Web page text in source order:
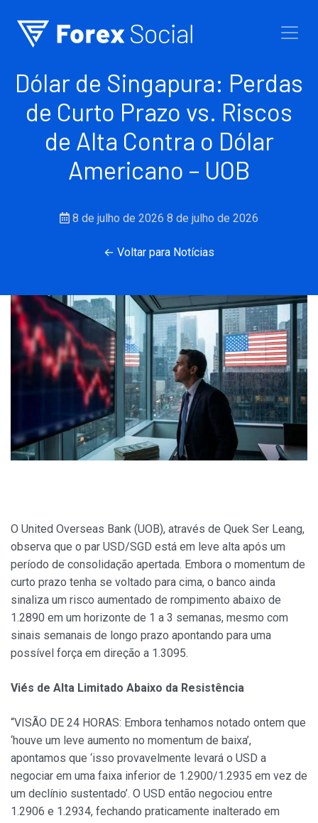
Dólar de Singapura: Perdas
de Curto Prazo vs. Riscos
de Alta Contra o Dólar
Americano – UOB
8 de julho de 2026 8 de julho de 2026
← Voltar para Notícias
O United Overseas Bank (UOB), através de Quek Ser Leang,
observa que o par USD/SGD está em leve alta após um
período de consolidação apertada. Embora o momentum de
curto prazo tenha se voltado para cima, o banco ainda
sinaliza um risco aumentado de rompimento abaixo de
1.2890 em um horizonte de 1 a 3 semanas, mesmo com
sinais semanais de longo prazo apontando para uma
possível força em direção a 1.3095.
Viés de Alta Limitado Abaixo da Resistência
“VISÃO DE 24 HORAS: Embora tenhamos notado ontem que
‘houve um leve aumento no momentum de baixa’,
apontamos que ‘isso provavelmente levará o USD a
negociar em uma faixa inferior de 1.2900/1.2935 em vez de
um declínio sustentado’. O USD então negociou entre
1.2906 e 1.2934, fechando praticamente inalterado em